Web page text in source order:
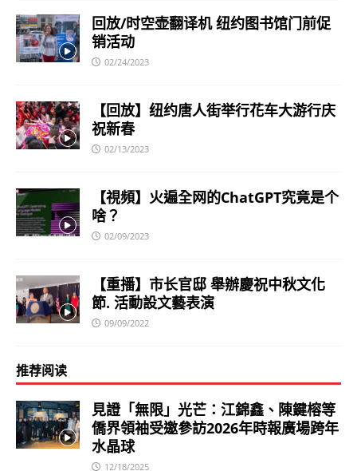
回放/时空壶翻译机 纽约图书馆门前促
销活动
02/24/2023
【回放】纽约唐人街举行花车大游行庆
祝新春
02/13/2023
【視頻】火遍全网的ChatGPT究竟是个
啥？
02/09/2023
【重播】市长官邸 舉辦慶祝中秋文化
節. 活動設文藝表演
09/09/2022
推荐阅读
見證「無限」光芒：江錦鑫、陳鍵榕等
僑界領袖受邀參訪2026年時報廣場跨年
水晶球
12/18/2025